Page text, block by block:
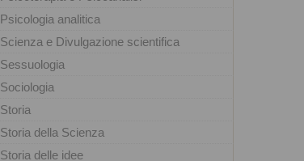
Psicologia analitica
Scienza e Divulgazione scientifica
Sessuologia
Sociologia
Storia
Storia della Scienza
Storia delle idee